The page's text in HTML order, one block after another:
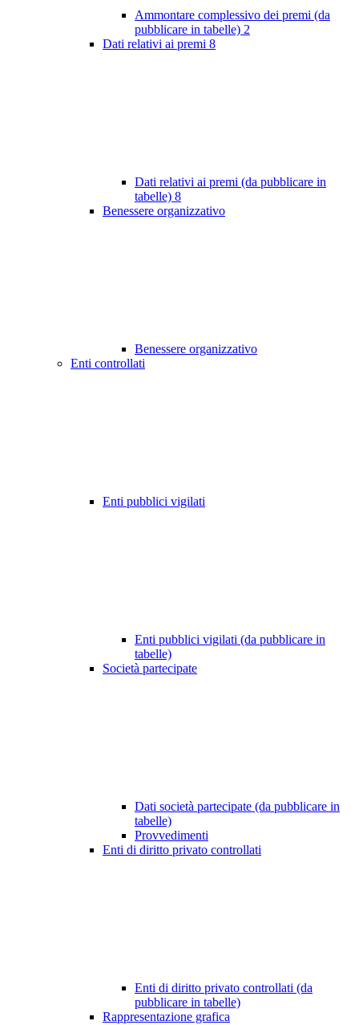
Ammontare complessivo dei premi (da
pubblicare in tabelle) 2
Dati relativi ai premi 8
Dati relativi ai premi (da pubblicare in
tabelle) 8
Benessere organizzativo
Benessere organizzativo
Enti controllati
Enti pubblici vigilati
Enti pubblici vigilati (da pubblicare in
tabelle)
Società partecipate
Dati società partecipate (da pubblicare in
tabelle)
Provvedimenti
Enti di diritto privato controllati
Enti di diritto privato controllati (da
pubblicare in tabelle)
Rappresentazione grafica